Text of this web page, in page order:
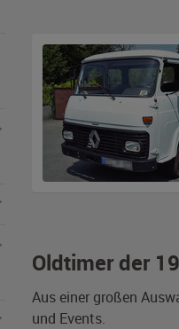
Oldtimer der
Aus einer großen
und Events.